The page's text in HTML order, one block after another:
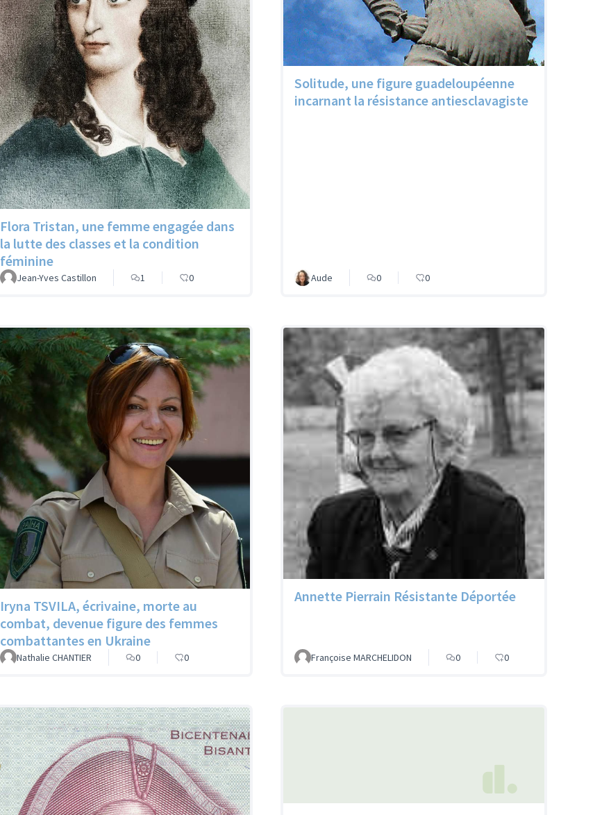
Flora Tristan, une femme engagée dans
la lutte des classes et la condition
féminine
Jean-Yves Castillon 1 0
Solitude, une figure guadeloupéenne
incarnant la résistance antiesclavagiste
Aude 0 0
Iryna TSVILA, écrivaine, morte au
combat, devenue figure des femmes
combattantes en Ukraine
Nathalie CHANTIER 0 0
Annette Pierrain Résistante Déportée
Françoise MARCHELIDON 0 0